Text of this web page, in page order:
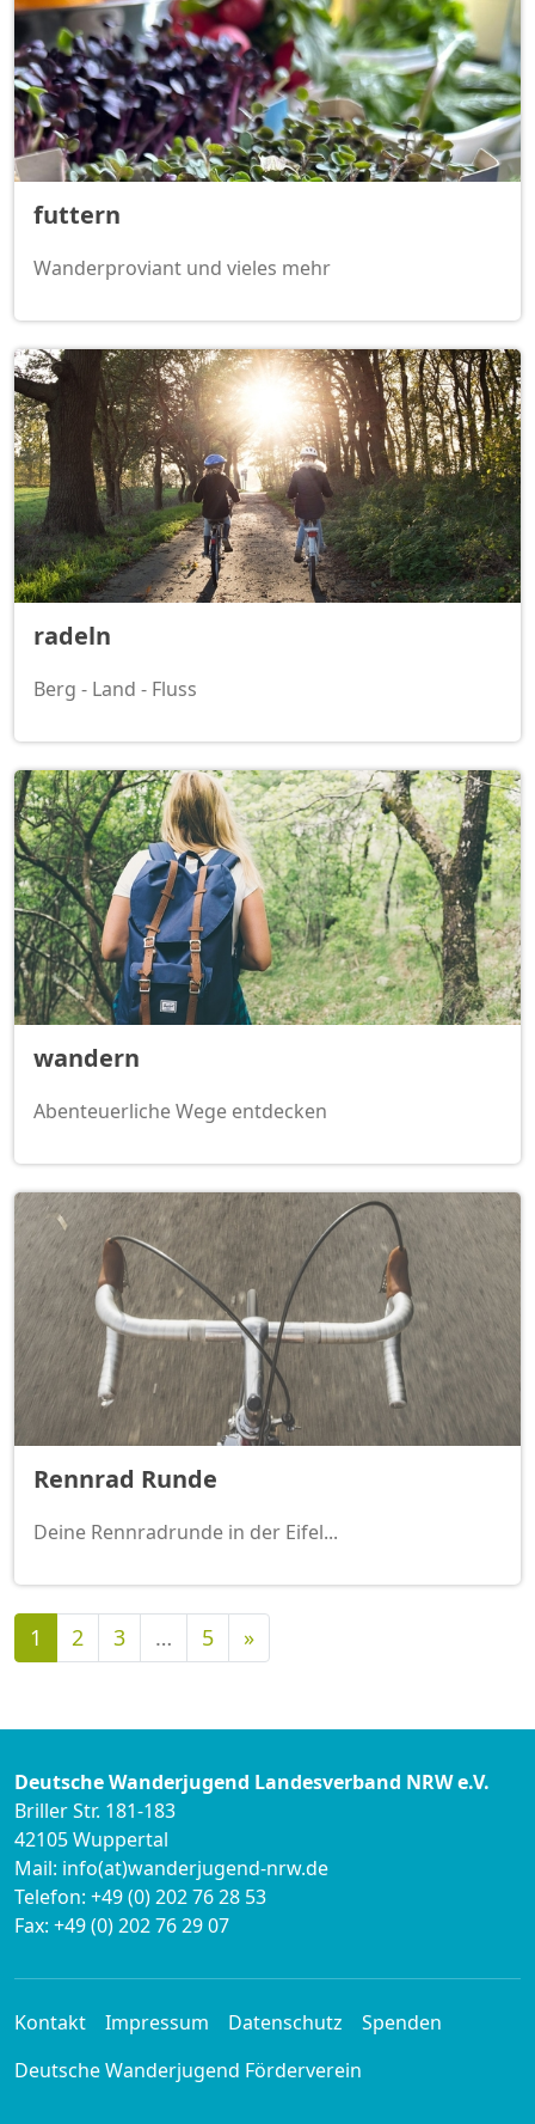
futtern
Wanderproviant und vieles mehr
radeln
Berg - Land - Fluss
wandern
Abenteuerliche Wege entdecken
Rennrad Runde
Deine Rennradrunde in der Eifel...
1 2 3 … 5 »Nächste
Deutsche Wanderjugend Landesverband NRW e.V.
Briller Str. 181-183
42105 Wuppertal
Mail: info(at)wanderjugend-nrw.de
Telefon: +49 (0) 202 76 28 53
Fax: +49 (0) 202 76 29 07
Kontakt Impressum Datenschutz
Spenden
Deutsche Wanderjugend Förderverein